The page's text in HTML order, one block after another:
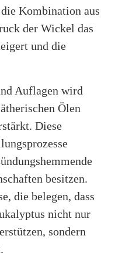
Kombination aus
der Wickel das
und die
Auflagen wird
Ölen
Diese
besitzen.
die belegen, dass
nicht nur
sondern